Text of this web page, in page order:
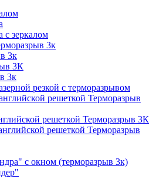
с зеркалом
3к
3к
3К
3к
резкой с терморазрывом
решеткой Терморазрыв
решеткой Терморазрыв 3К
решеткой Терморазрыв
с окном (терморазрыв 3к)